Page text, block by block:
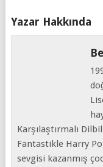
Yazar Hakkında
Karşılaştırmalı
Fantastikle Harry
sevgisi kazanmış